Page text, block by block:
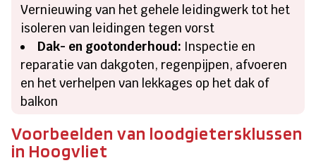
Vernieuwing van het gehele leidingwerk tot het
isoleren van leidingen tegen vorst
Dak- en gootonderhoud: Inspectie en
reparatie van dakgoten, regenpijpen, afvoeren
en het verhelpen van lekkages op het dak of
balkon
Voorbeelden van loodgietersklussen
in Hoogvliet